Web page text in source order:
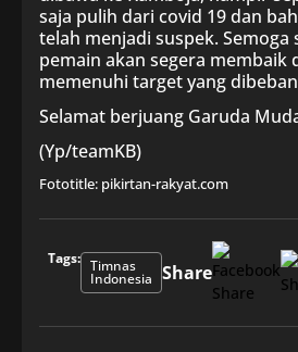
saja pulih dari covid 19 dan
telah menjadi suspek. Semoga
pemain akan segera membaik
memenuhi target yang
Selamat berjuang Garuda
(Yp/teamKB)
Fototitle: pikirtan-rakyat.com
Tags: Timnas
Indonesia Share